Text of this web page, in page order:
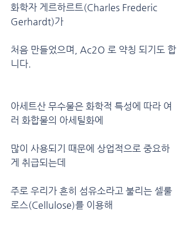
화학자 게르하르트(Charles Frederic
Gerhardt)가
처음 만들었으며, Ac2O 로 약칭 되기도 합
니다.
아세트산 무수물은 화학적 특성에 따라 여
러 화합물의 아세틸화에
많이 사용되기 때문에 상업적으로 중요하
게 취급되는데
주로 우리가 흔히 섬유소라고 불리는 셀룰
로스(Cellulose)를 이용해